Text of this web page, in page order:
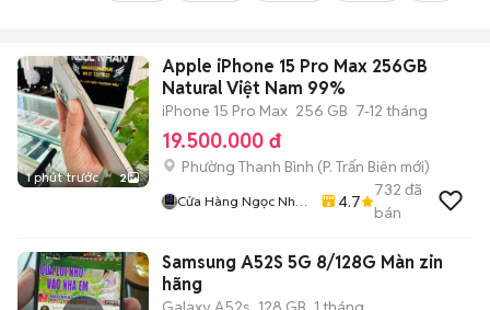
1 phút trước 2
Apple iPhone 15 Pro Max 256GB
Natural Việt Nam 99%
iPhone 15 Pro Max 256 GB 7-12 tháng
19.500.000 đ
Phường Thanh Bình (P. Trấn Biên mới)
Cửa Hàng Ngọc Nhân
4.7
732 đã
bán
Samsung A52S 5G 8/128G Màn zin
hãng